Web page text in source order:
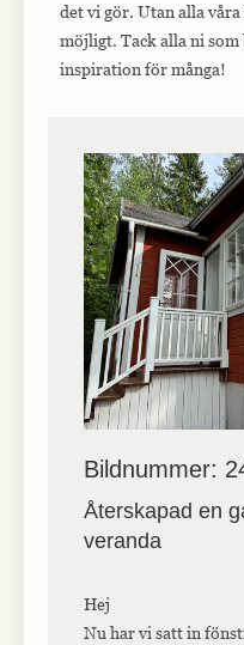
det vi gör. Utan alla
möjligt. Tack alla ni
inspiration för många!
Bildnummer:
Återskapad en
veranda
Hej
Nu har vi satt in